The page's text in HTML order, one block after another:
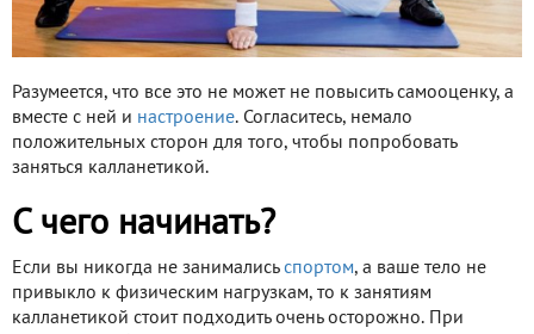
Разумеется, что все это не может не повысить самооценку, а
вместе с ней и настроение. Согласитесь, немало
положительных сторон для того, чтобы попробовать
заняться калланетикой.
С чего начинать?
Если вы никогда не занимались спортом, а ваше тело не
привыкло к физическим нагрузкам, то к занятиям
калланетикой стоит подходить очень осторожно. При